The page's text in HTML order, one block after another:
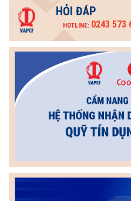
HỎI ĐÁP
HOTLINE: 0243 573